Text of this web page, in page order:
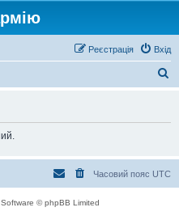
Вхід
Реєстрація
Часовий пояс UTC
© phpBB Limited